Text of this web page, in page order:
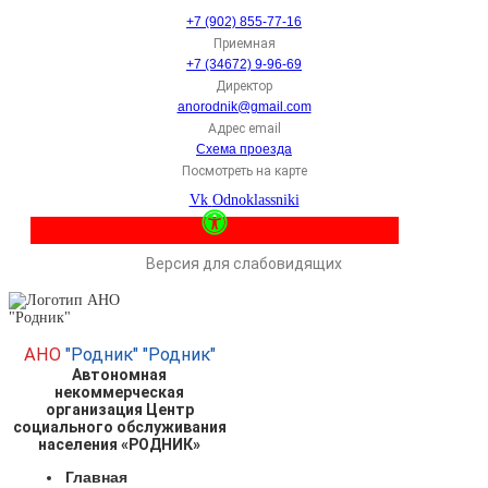
+7 (902) 855-77-16
Приемная
+7 (34672) 9-96-69
Директор
anorodnik@gmail.com
Адрес email
Схема проезда
Посмотреть на карте
Vk Odnoklassniki
Версия для слабовидящих
АНО "Родник" "Родник"
Автономная
некоммерческая
организация Центр
социального обслуживания
населения «РОДНИК»
Главная